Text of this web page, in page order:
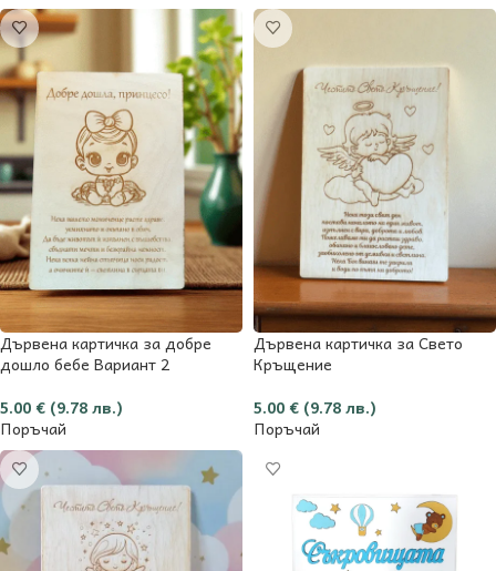
Дървена картичка за добре
дошло бебе Вариант 2
5.00 € (9.78 лв.)
Поръчай
Дървена картичка за Свето
Кръщение
5.00 € (9.78 лв.)
Поръчай